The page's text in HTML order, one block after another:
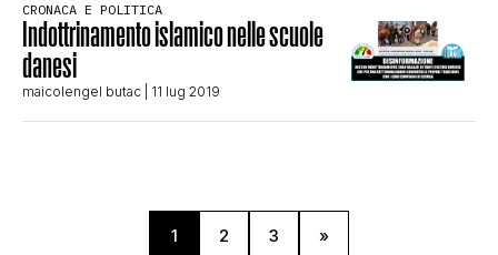
CRONACA E POLITICA
Indottrinamento islamico nelle scuole
danesi
maicolengel butac | 11 lug 2019
1 2 3 »